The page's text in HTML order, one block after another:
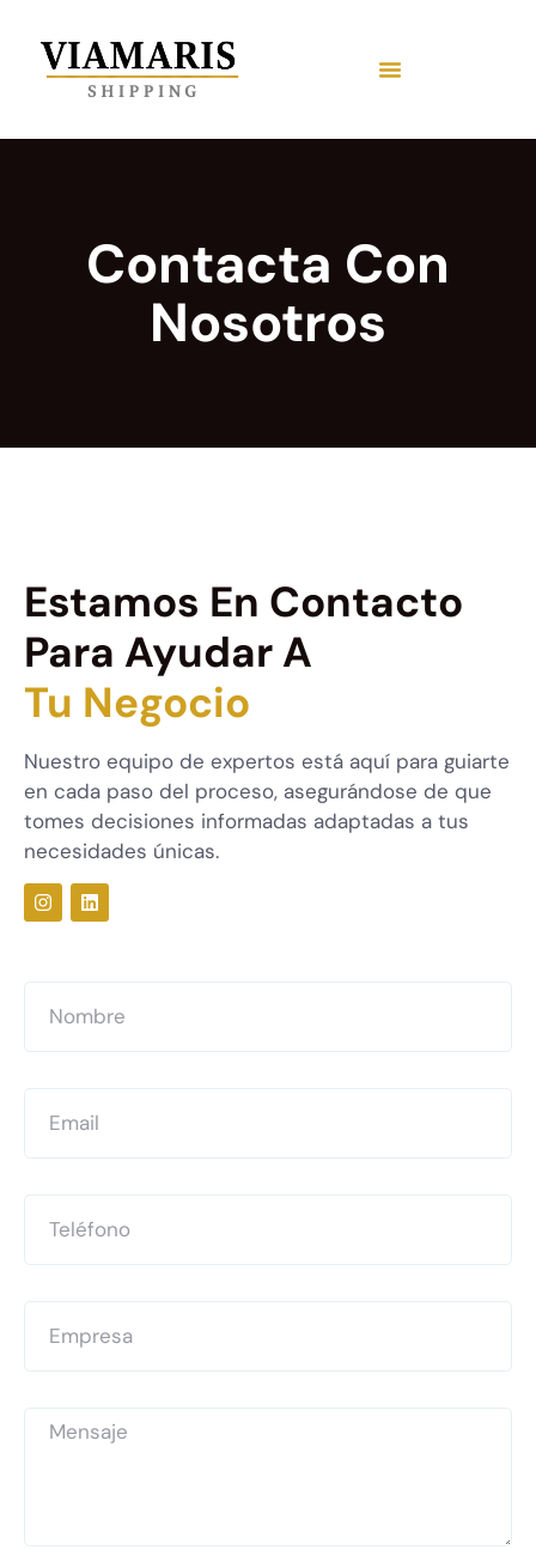
Contacta Con
Nosotros
Estamos En Contacto
Para Ayudar A
Tu Negocio
Nuestro equipo de expertos está aquí para guiarte
en cada paso del proceso, asegurándose de que
tomes decisiones informadas adaptadas a tus
necesidades únicas.